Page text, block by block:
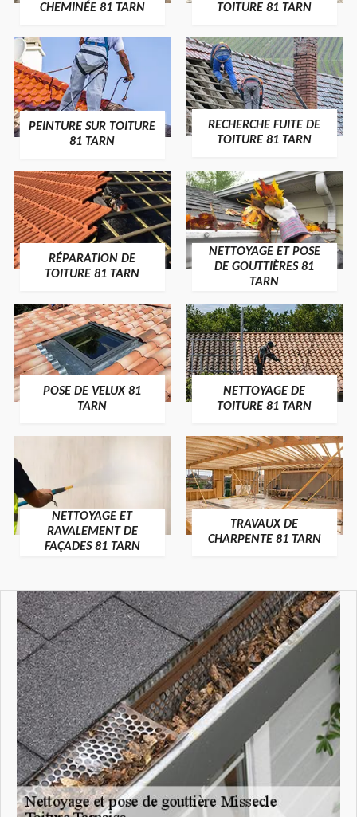
CHEMINÉE 81 TARN
TOITURE 81 TARN
PEINTURE SUR TOITURE
81 TARN
RECHERCHE FUITE DE
TOITURE 81 TARN
RÉPARATION DE
TOITURE 81 TARN
NETTOYAGE ET POSE
DE GOUTTIÈRES 81
TARN
POSE DE VELUX 81
TARN
NETTOYAGE DE
TOITURE 81 TARN
NETTOYAGE ET
RAVALEMENT DE
FAÇADES 81 TARN
TRAVAUX DE
CHARPENTE 81 TARN